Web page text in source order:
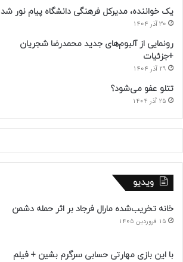
یک خواننده، مدیرکل فرهنگی دانشگاه پیام نور شد
30 آذر 1404
رونمایی از آلبوم‌های جدید محمدرضا شجریان
+جزئیات
29 آذر 1404
تتلو عفو می‌شود؟
25 آذر 1404
ویدیو
خانه تخریب‌شده مارال فرجاد بر اثر حمله دشمن
15 فروردین 1405
با این بازی مهارتی حسابی سرگرم بشین + فیلم